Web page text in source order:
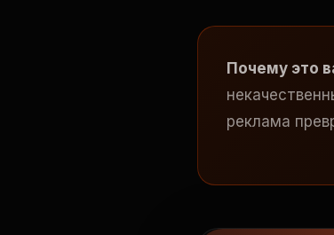
Почему это
реклама